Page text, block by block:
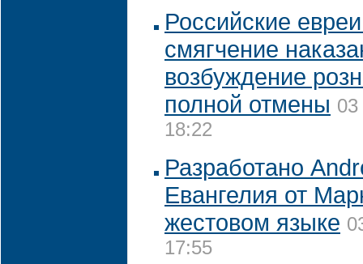
Российские
смягчение
возбуждение
полной отмены 03
18:22
Разработано
Евангелия от
жестовом языке
17:55